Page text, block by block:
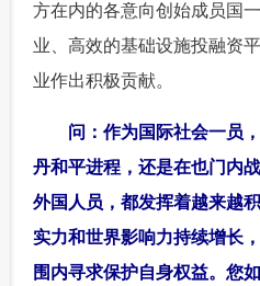
方在内的各意向创始成员国
业、高效的基础设施投融资
业作出积极贡献。
问：作为国际社会一员，
丹和平进程，还是在也门内
外国人员，都发挥着越来越
实力和世界影响力持续增长
围内寻求保护自身权益。您